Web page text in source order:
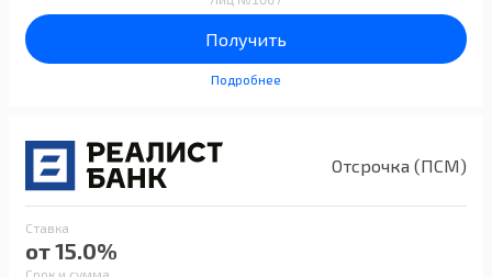
Получить
Подробнее
Отсрочка (ПСМ)
Ставка
от 15.0%